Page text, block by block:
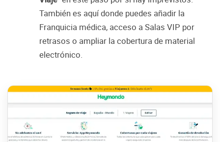
También es aquí donde puedes añadir la
Franquicia médica, acceso a Salas VIP por
retrasos o ampliar la cobertura de material
electrónico.